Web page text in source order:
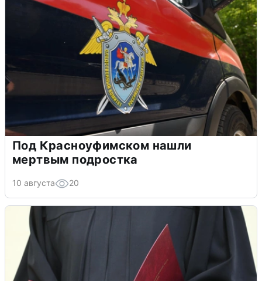
Под Красноуфимском нашли
мертвым подростка
10 августа 20